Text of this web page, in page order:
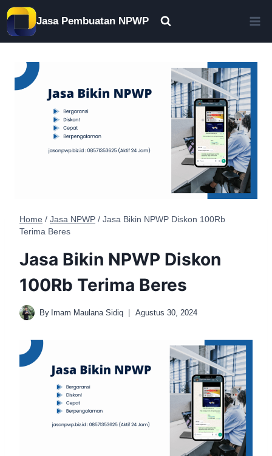
Skip
to
content
Jasa Pembuatan NPWP
Home / Jasa NPWP / Jasa Bikin NPWP Diskon 100Rb
Terima Beres
Jasa Bikin NPWP Diskon
100Rb Terima Beres
By Imam Maulana Sidiq Agustus 30, 2024